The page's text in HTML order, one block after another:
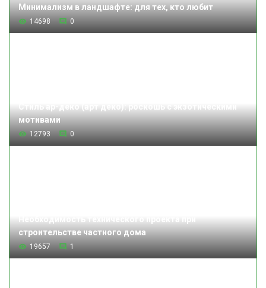
Минимализм в ландшафте: для тех, кто любит
14698 0
Стиль ар-деко (арт деко): роскошь с экзотическими
мотивами
12793 0
Необходимость технического проекта при
строительстве частного дома
19657 1